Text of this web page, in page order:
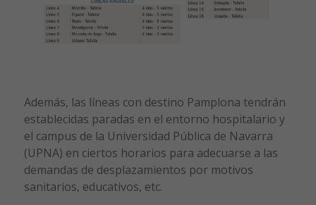
Además, las líneas con destino Pamplona tendrán
establecidas paradas en el entorno hospitalario y
el campus de la Universidad Pública de Navarra
(UPNA) en ciertos horarios para adecuarse a las
demandas de desplazamientos por motivos
sanitarios, educativos, etc.